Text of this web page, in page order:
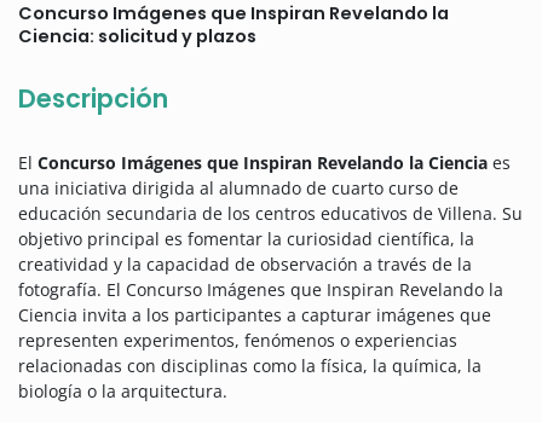
Concurso Imágenes que Inspiran Revelando la
Ciencia: solicitud y plazos
Descripción
El Concurso Imágenes que Inspiran Revelando la Ciencia es
una iniciativa dirigida al alumnado de cuarto curso de
educación secundaria de los centros educativos de Villena. Su
objetivo principal es fomentar la curiosidad científica, la
creatividad y la capacidad de observación a través de la
fotografía. El Concurso Imágenes que Inspiran Revelando la
Ciencia invita a los participantes a capturar imágenes que
representen experimentos, fenómenos o experiencias
relacionadas con disciplinas como la física, la química, la
biología o la arquitectura.